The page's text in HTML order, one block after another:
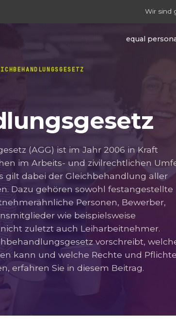
Wir sind
equal
(AGG) ist im Jahr 2006 in Kraft
im Arbeits- und zivilrechtlichen
gilt dabei der Gleichbehandlung aller
Dazu gehören sowohl festangestellte
Personen, Bewerber,
wie beispielsweise
zuletzt auch Leiharbeitnehmer.
vorschreibt,
kann und welche Rechte und
erfahren Sie in diesem Beitrag.